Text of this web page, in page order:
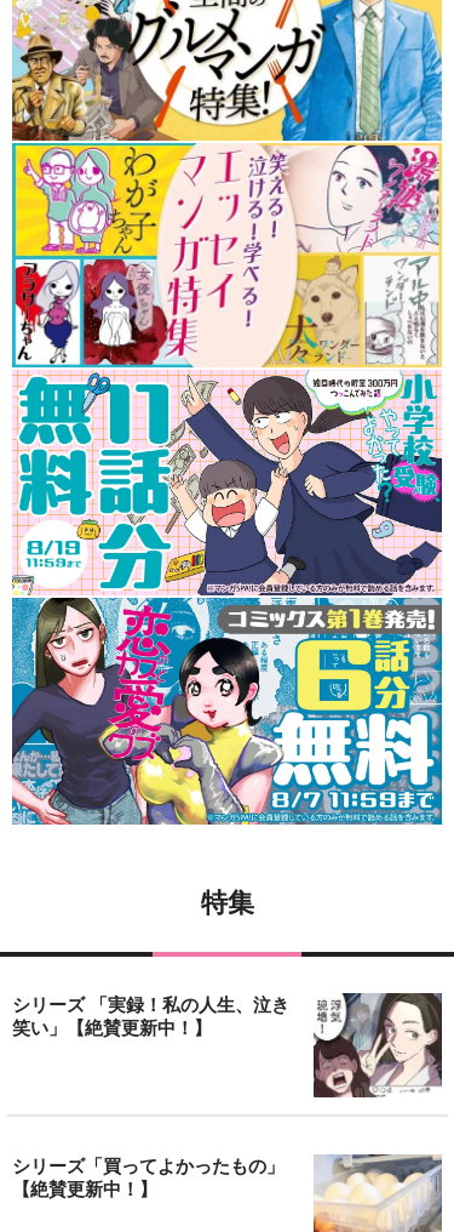
特集
シリーズ 「実録！私の人生、泣き
笑い」【絶賛更新中！】
シリーズ「買ってよかったもの」
【絶賛更新中！】